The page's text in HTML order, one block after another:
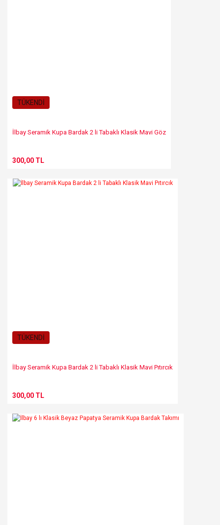
TÜKENDİ
İlbay Seramik Kupa Bardak 2 li Tabaklı Klasik Mavi Göz
300,00 TL
TÜKENDİ
İlbay Seramik Kupa Bardak 2 li Tabaklı Klasik Mavi Pıtırcık
300,00 TL